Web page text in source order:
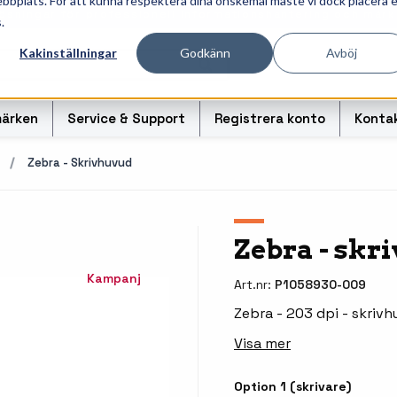
Kakinställningar Godkänn Avböj
Handhållna streckkodsläsare
Bordsskanners
Streckkodsverifierare
Tillbehör streckkodsläsare
Service & Support Registrera konto
Zebra - Skrivhuvud
Kampanj
Zebra -
Art.nr: P1058930-009
Zebra - 203 dpi -
Visa mer
Option 1 (skrivare)